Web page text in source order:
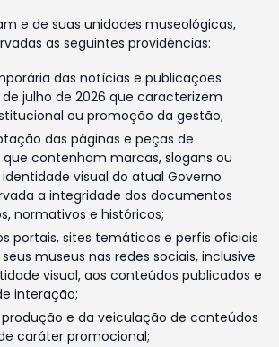
e de suas unidades museológicas,
as seguintes providências:
das notícias e publicações
julho de 2026 que caracterizem
ou promoção da gestão;
das páginas e peças de
contenham marcas, slogans ou
visual do atual Governo
a integridade dos documentos
normativos e históricos;
portais, sites temáticos e perfis oficiais
museus nas redes sociais, inclusive
visual, aos conteúdos publicados e
interação;
e da veiculação de conteúdos
caráter promocional;